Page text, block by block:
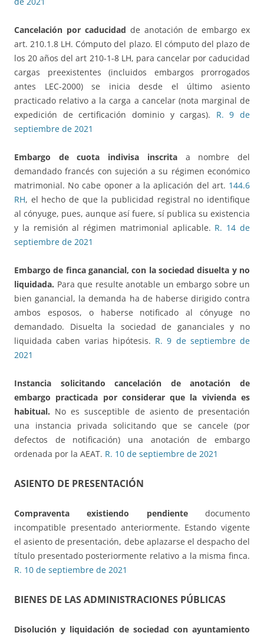
Cancelación por caducidad de anotación de embargo ex
art. 210.1.8 LH. Cómputo del plazo. El cómputo del plazo de
los 20 años del art 210-1-8 LH, para cancelar por caducidad
cargas preexistentes (incluidos embargos prorrogados
antes LEC-2000) se inicia desde el último asiento
practicado relativo a la carga a cancelar (nota marginal de
expedición de certificación dominio y cargas). R. 9 de
septiembre de 2021
Embargo de cuota indivisa inscrita a nombre del
demandado francés con sujeción a su régimen económico
matrimonial. No cabe oponer a la aplicación del art. 144.6
RH, el hecho de que la publicidad registral no identifique
al cónyuge, pues, aunque así fuere, sí publica su existencia
y la remisión al régimen matrimonial aplicable. R. 14 de
septiembre de 2021
Embargo de finca ganancial, con la sociedad disuelta y no
liquidada. Para que resulte anotable un embargo sobre un
bien ganancial, la demanda ha de haberse dirigido contra
ambos esposos, o haberse notificado al cónyuge no
demandado. Disuelta la sociedad de gananciales y no
liquidada caben varias hipótesis. R. 9 de septiembre de
2021
Instancia solicitando cancelación de anotación de
embargo practicada por considerar que la vivienda es
habitual. No es susceptible de asiento de presentación
una instancia privada solicitando que se cancele (por
defectos de notificación) una anotación de embargo
ordenada por la AEAT. R. 10 de septiembre de 2021
ASIENTO DE PRESENTACIÓN
Compraventa existiendo pendientedocumento
incompatible presentado anteriormente. Estando vigente
el asiento de presentación, debe aplazarse el despacho del
título presentado posteriormente relativo a la misma finca.
R. 10 de septiembre de 2021
BIENES DE LAS ADMINISTRACIONES PÚBLICAS
Disolución y liquidación de sociedad con ayuntamiento